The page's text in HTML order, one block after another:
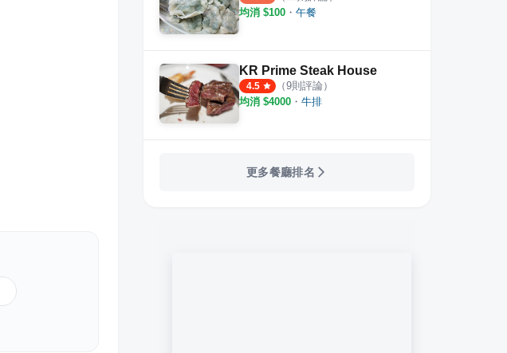
均消 $100 ・ 午餐
KR Prime Steak House
4.5 （9則評論）
均消 $4000 ・ 牛排
更多餐廳排名